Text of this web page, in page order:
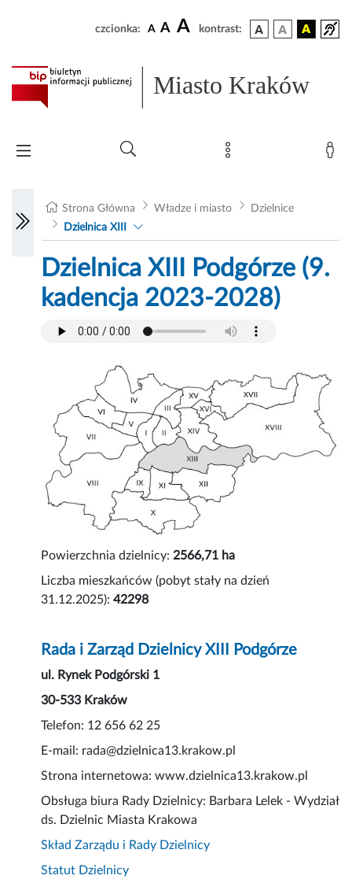
czcionka: A A A kontrast:
Miasto Kraków
Strona Główna Władze i miasto
Dzielnice
Dzielnica XIII
Dzielnica XIII Podgórze (9.
kadencja 2023-2028)
Powierzchnia dzielnicy: 2566,71 ha
Liczba mieszkańców (pobyt stały na dzień
31.12.2025): 42298
Rada i Zarząd Dzielnicy XIII Podgórze
ul. Rynek Podgórski 1
30-533 Kraków
Telefon: 12 656 62 25
E-mail: rada@dzielnica13.krakow.pl
Strona internetowa: www.dzielnica13.krakow.pl
Obsługa biura Rady Dzielnicy: Barbara Lelek - Wydział
ds. Dzielnic Miasta Krakowa
Skład Zarządu i Rady Dzielnicy
Statut Dzielnicy